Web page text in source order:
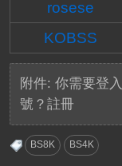
rosese
KOBSS
附件: 你需要登入
號？ 註冊
BS8K BS4K